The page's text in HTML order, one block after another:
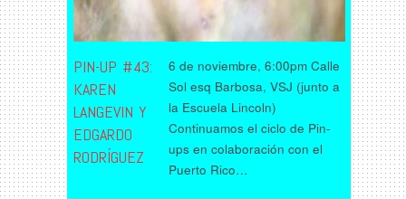
PIN-UP #43:
KAREN
LANGEVIN Y
EDGARDO
RODRÍGUEZ
6 de noviembre, 6:00pm Calle
Sol esq Barbosa, VSJ (junto a
la Escuela Lincoln)
Continuamos el ciclo de Pin-
ups en colaboración con el
Puerto Rico…